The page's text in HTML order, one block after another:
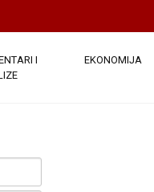
I
EKONOMIJA